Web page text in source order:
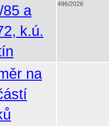
85 a
k.ú.
496/2026
na